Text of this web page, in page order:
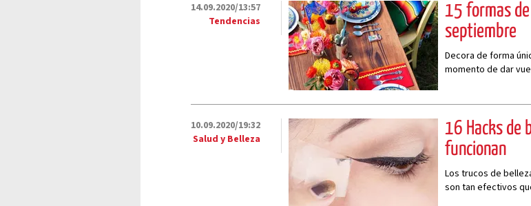
14.09.2020/13:57
Tendencias
15 formas
septiembre
Decora de forma
momento de dar
10.09.2020/19:32
Salud y Belleza
16 Hacks de
funcionan
Los trucos de
son tan efectivos